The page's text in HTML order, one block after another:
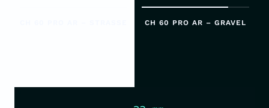
CH 60 PRO AR – GRAVEL